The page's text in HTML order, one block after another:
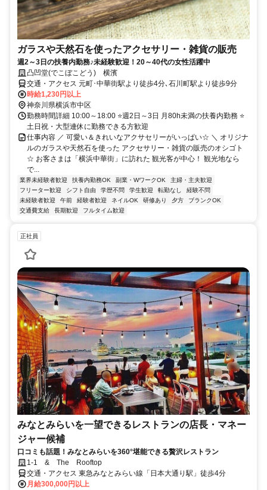
ガラスや天然石を使ったアクセサリー・雑貨の販売
週2～3日の扶養内勤務♪未経験歓迎！20～40代の女性活躍中
凸凹堂(でこぼこどう) 横濱
交通・アクセス 元町･中華街駅より徒歩4分､石川町駅より徒歩9分
時給1,230円以上
神奈川県横浜市中区
勤務時間詳細 10:00～18:00 ⭐週2日～3日 月80h未満の扶養内勤務 ⭐
土日祝・大型連休に勤務できる方歓迎
仕事内容 ／ 可愛い＆きれいなアクサセリーがいっぱい☆ ＼ オリジナ
ルのガラスや天然石を使った アクセサリー・雑貨の販売のオシゴト
☆ お客さまは「横浜中華街」に訪れた 観光客が中心！ 観光地なら
で...
業界未経験者歓迎 扶養内勤務OK 副業・WワークOK
主婦・主夫歓迎
フリーター歓迎
シフト自由 学歴不問 学生歓迎 転勤なし
経験不問
未経験者歓迎
午前 経験者歓迎 ネイルOK 研修あり 夕方
ブランクOK
交通費支給
長期歓迎 フルタイム歓迎
正社員
みなとみらいを一望できるレストランの店長・マネー
ジャー候補
口コミも話題！みなとみらいを360°堪能できる贅沢レストラン
1-1 & The Rooftop
交通・アクセス 東急みなとみらい線「日本大通り駅」徒歩4分
月給300,000円以上